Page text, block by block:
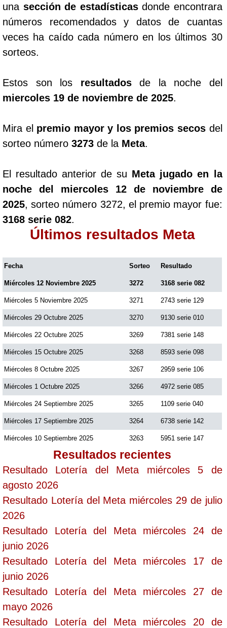
una sección de estadísticasdonde encontrara
números recomendados y datos de cuantas
veces ha caído cada número en los últimos 30
sorteos.
Estos son los resultadosde la noche del
miercoles 19 de noviembre de 2025.
Mira el premio mayor y los premios secosdel
sorteo número 3273 de la Meta.
El resultado anterior de su Meta jugado en la
noche del miercoles 12 de noviembre de
2025, sorteo número 3272, el premio mayor fue:
3168 serie 082.
Últimos resultados Meta
Fecha Sorteo Resultado
Miércoles 12 Noviembre 2025 3272 3168 serie 082
Miércoles 5 Noviembre 2025 3271 2743 serie 129
Miércoles 29 Octubre 2025 3270 9130 serie 010
Miércoles 22 Octubre 2025 3269 7381 serie 148
Miércoles 15 Octubre 2025 3268 8593 serie 098
Miércoles 8 Octubre 2025 3267 2959 serie 106
Miércoles 1 Octubre 2025 3266 4972 serie 085
Miércoles 24 Septiembre 2025 3265 1109 serie 040
Miércoles 17 Septiembre 2025 3264 6738 serie 142
Miércoles 10 Septiembre 2025 3263 5951 serie 147
Resultados recientes
Resultado Lotería del Meta miércoles 5 de
agosto 2026
Resultado Lotería del Meta miércoles 29 de julio
2026
Resultado Lotería del Meta miércoles 24 de
junio 2026
Resultado Lotería del Meta miércoles 17 de
junio 2026
Resultado Lotería del Meta miércoles 27 de
mayo 2026
Resultado Lotería del Meta miércoles 20 de